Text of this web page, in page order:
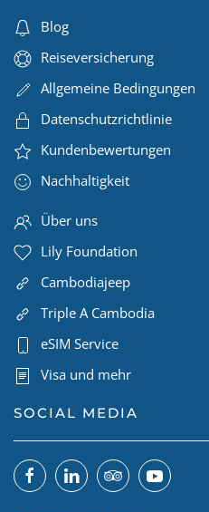
Blog
Reiseversicherung
Allgemeine Bedingungen
Datenschutzrichtlinie
Kundenbewertungen
Nachhaltigkeit
Über uns
Lily Foundation
Cambodiajeep
Triple A Cambodia
eSIM Service
Visa und mehr
SOCIAL MEDIA